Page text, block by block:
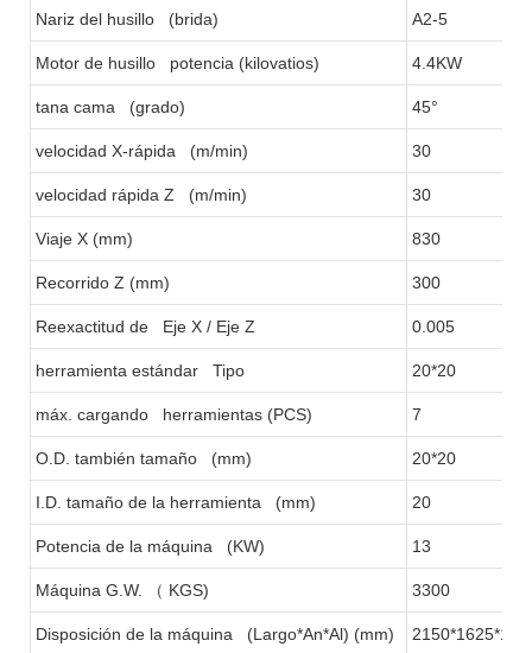
Nariz del husillo (brida) A2-5
Motor de husillo potencia (kilovatios) 4.4KW
tana cama (grado) 45°
velocidad X-rápida (m/min) 30
velocidad rápida Z (m/min) 30
Viaje X (mm) 830
Recorrido Z (mm) 300
Reexactitud de Eje X / Eje Z 0.005
herramienta estándar Tipo 20*20
máx. cargando herramientas (PCS) 7
O.D. también tamaño (mm) 20*20
I.D. tamaño de la herramienta (mm) 20
Potencia de la máquina (KW) 13
Máquina G.W. （ KGS) 3300
Disposición de la máquina (Largo*An*Al) (mm)